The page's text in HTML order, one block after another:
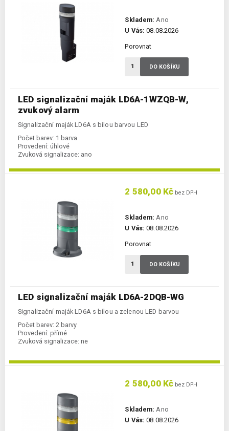
LED signalizační maják LD6A-1WZQB-W,
zvukový alarm
Signalizační maják LD6A s bílou barvou LED
Počet barev: 1 barva
Provedení: úhlové
Zvuková signalizace: ano
Skladem: Ano
U Vás: 08.08.2026
Porovnat
DO KOŠÍKU
LED signalizační maják LD6A-2DQB-WG
Signalizační maják LD6A s bílou a zelenou LED barvou
Počet barev: 2 barvy
Provedení: přímé
Zvuková signalizace: ne
2 580,00 Kč bez DPH
Skladem: Ano
U Vás: 08.08.2026
Porovnat
DO KOŠÍKU
2 580,00 Kč bez DPH
Skladem: Ano
U Vás: 08.08.2026